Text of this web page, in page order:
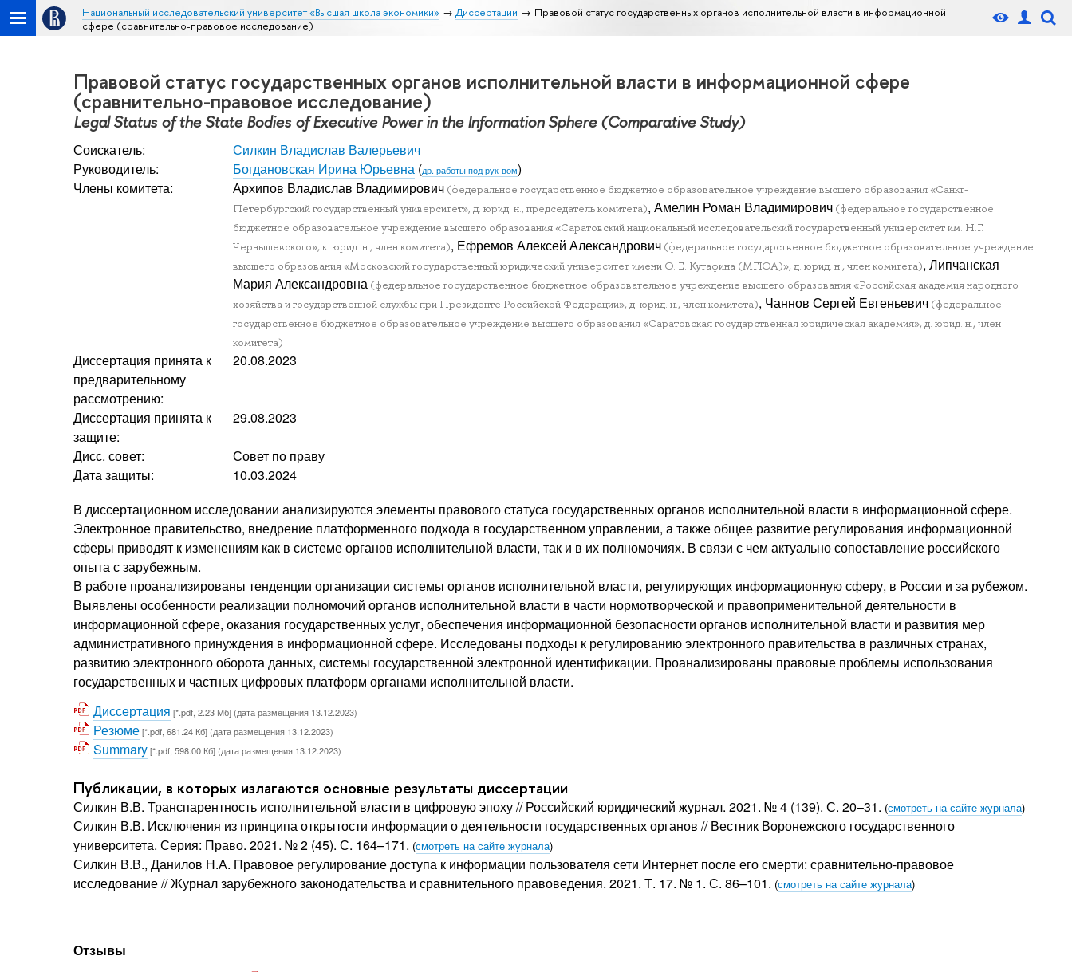
Национальный исследовательский университет «Высшая школа экономики» Диссертации
Правовой статус государственных органов исполнительной власти в информационной
сфере (сравнительно-правовое исследование)
Правовой статус государственных органов исполнительной власти в информационной сфере
(сравнительно-правовое исследование)
Legal Status of the State Bodies of Executive Power in the Information Sphere (Comparative Study)
Соискатель:
Силкин Владислав Валерьевич
Руководитель:
Богдановская Ирина Юрьевна (др. работы под рук-вом)
Члены комитета:
Архипов Владислав Владимирович (федеральное государственное бюджетное образовательное учреждение высшего образования «Санкт-
Петербургский государственный университет», д. юрид. н., председатель комитета), Амелин Роман Владимирович (федеральное государственное
бюджетное образовательное учреждение высшего образования «Саратовский национальный исследовательский государственный университет им. Н.Г.
Чернышевского», к. юрид. н., член комитета), Ефремов Алексей Александрович (федеральное государственное бюджетное образовательное учреждение
высшего образования «Московский государственный юридический университет имени О. Е. Кутафина (МГЮА)», д. юрид. н., член комитета), Липчанская
Мария Александровна (федеральное государственное бюджетное образовательное учреждение высшего образования «Российская академия народного
хозяйства и государственной службы при Президенте Российской Федерации», д. юрид. н., член комитета), Чаннов Сергей Евгеньевич (федеральное
государственное бюджетное образовательное учреждение высшего образования «Саратовская государственная юридическая академия», д. юрид. н., член
комитета)
Диссертация принята к
предварительному
рассмотрению:
20.08.2023
Диссертация принята к
защите:
29.08.2023
Дисс. совет:
Совет по праву
Дата защиты:
10.03.2024
В диссертационном исследовании анализируются элементы правового статуса государственных органов исполнительной власти в информационной сфере.
Электронное правительство, внедрение платформенного подхода в государственном управлении, а также общее развитие регулирования информационной
сферы приводят к изменениям как в системе органов исполнительной власти, так и в их полномочиях. В связи с чем актуально сопоставление российского
опыта с зарубежным.
В работе проанализированы тенденции организации системы органов исполнительной власти, регулирующих информационную сферу, в России и за рубежом.
Выявлены особенности реализации полномочий органов исполнительной власти в части нормотворческой и правоприменительной деятельности в
информационной сфере, оказания государственных услуг, обеспечения информационной безопасности органов исполнительной власти и развития мер
административного принуждения в информационной сфере. Исследованы подходы к регулированию электронного правительства в различных странах,
развитию электронного оборота данных, системы государственной электронной идентификации. Проанализированы правовые проблемы использования
государственных и частных цифровых платформ органами исполнительной власти.
Диссертация [*.pdf, 2.23 Мб] (дата размещения 13.12.2023)
Резюме[*.pdf, 681.24 Кб] (дата размещения 13.12.2023)
Summary[*.pdf, 598.00 Кб] (дата размещения 13.12.2023)
Публикации, в которых излагаются основные результаты диссертации
Силкин В.В. Транспарентность исполнительной власти в цифровую эпоху // Российский юридический журнал. 2021. № 4 (139). С. 20–31. (смотреть на сайте журнала)
Силкин В.В. Исключения из принципа открытости информации о деятельности государственных органов // Вестник Воронежского государственного
университета. Серия: Право. 2021. № 2 (45). С. 164–171. (смотреть на сайте журнала)
Силкин В.В., Данилов Н.А. Правовое регулирование доступа к информации пользователя сети Интернет после его смерти: сравнительно-правовое
исследование // Журнал зарубежного законодательства и сравнительного правоведения. 2021. Т. 17. № 1. С. 86–101. (смотреть на сайте журнала)
Отзывы